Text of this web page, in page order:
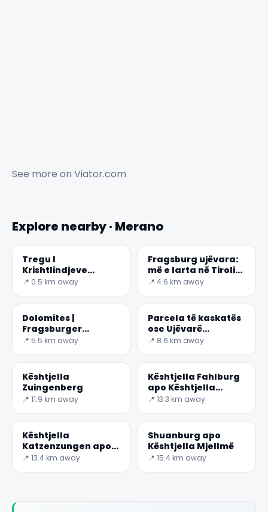
See more on Viator.com
Explore nearby · Merano
Tregu I
Krishtlindjeve
Merano
📍 0.5 km away
Fragsburg ujëvara:
më e larta në Tirolin
Jugor
📍 4.6 km away
Dolomites |
Fragsburger
Valseraf apo
📍 5.5 km away
Parcela të kaskatës
ose Ujëvarë
Partskineri
📍 8.6 km away
Kështjella
Zuingenberg
📍 11.9 km away
Kështjella Fahlburg
apo Kështjella
Valley
📍 13.3 km away
Kështjella
Katzenzungen apo
Kështjella mace në
📍 13.4 km away
Shuanburg apo
Kështjella Mjellmë
📍 15.4 km away